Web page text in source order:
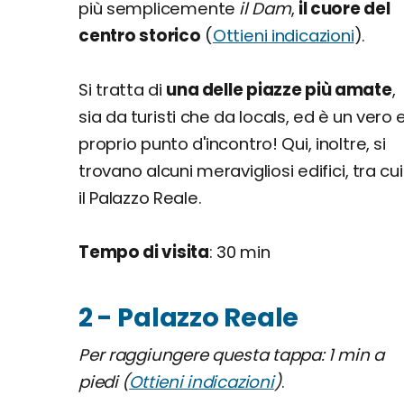
più semplicemente il Dam, il cuore del
centro storico (Ottieni indicazioni).
Si tratta di una delle piazze più amate,
sia da turisti che da locals, ed è un vero
proprio punto d'incontro! Qui, inoltre, si
trovano alcuni meravigliosi edifici, tra cui
il Palazzo Reale.
Tempo di visita: 30 min
2 - Palazzo Reale
Per raggiungere questa tappa: 1 min a
piedi (Ottieni indicazioni).